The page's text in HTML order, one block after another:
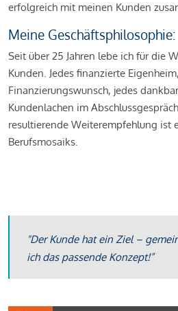
erfolgreich mit meinen Kunden
Meine Geschäftsphilosophie:
Seit über 25 Jahren lebe ich für die
Kunden. Jedes finanzierte
Finanzierungswunsch, jedes
Kundenlachen im
resultierende Weiterempfehlung ist
Berufsmosaiks.
"Der Kunde hat ein Ziel –
ich das passende Konzept!”